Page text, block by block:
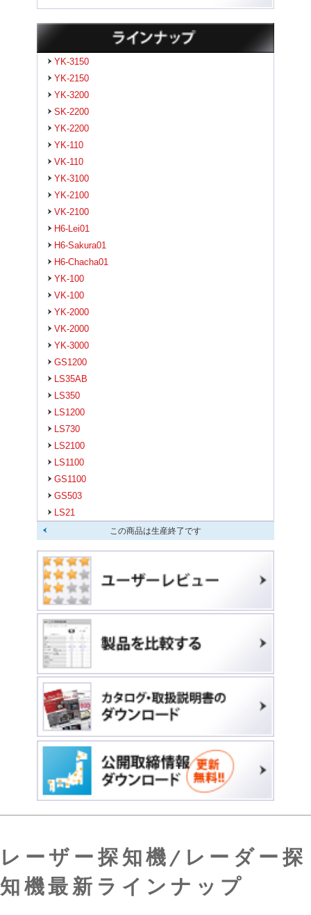
YK-3150
YK-2150
YK-3200
SK-2200
YK-2200
YK-110
VK-110
YK-3100
YK-2100
VK-2100
H6-Lei01
H6-Sakura01
H6-Chacha01
YK-100
VK-100
YK-2000
VK-2000
YK-3000
GS1200
LS35AB
LS350
LS1200
LS730
LS2100
LS1100
GS1100
GS503
LS21
この商品は生産終了です
レーザー探知機/レーダー探
知機最新ラインナップ